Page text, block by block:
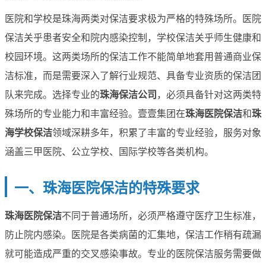
医院和学校是珠海两类对保洁要求极为严格的特殊场所。医院
保洁关乎患者安全和院内感染控制，学校保洁关乎师生健康和
校园环境。这两类场所的保洁工作不能简单地套用普通商业保
洁标准，而是需要深入了解行业规范、具备专业资质的保洁团
队来完成。选择专业的珠海保洁公司 ，必须具备针对这两类特
殊场所的专业能力和丰富经验。壹壹集团在珠海医院保洁和珠
海学校保洁领域深耕多年，积累了丰富的专业经验，服务对象
涵盖三甲医院、公立学校、国际学校等各类机构。
一、珠海医院保洁的特殊要求
珠海医院保洁不同于普通场所，必须严格遵守医疗卫生标准，
防止院内感染。医院是各类病菌的汇集地，保洁工作稍有疏漏
就可能造成严重的交叉感染事故。专业的医院保洁服务需要做